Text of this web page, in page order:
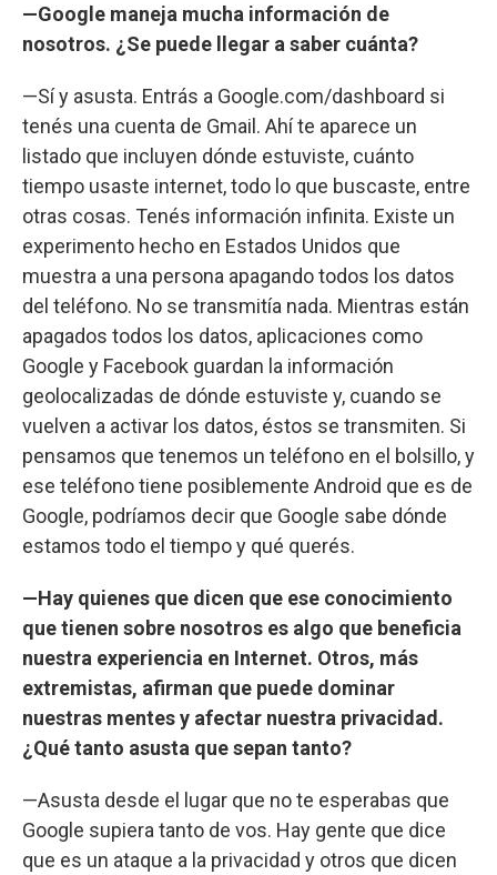
—Google maneja mucha información de
nosotros. ¿Se puede llegar a saber cuánta?
—Sí y asusta. Entrás a Google.com/dashboard si
tenés una cuenta de Gmail. Ahí te aparece un
listado que incluyen dónde estuviste, cuánto
tiempo usaste internet, todo lo que buscaste, entre
otras cosas. Tenés información infinita. Existe un
experimento hecho en Estados Unidos que
muestra a una persona apagando todos los datos
del teléfono. No se transmitía nada. Mientras están
apagados todos los datos, aplicaciones como
Google y Facebook guardan la información
geolocalizadas de dónde estuviste y, cuando se
vuelven a activar los datos, éstos se transmiten. Si
pensamos que tenemos un teléfono en el bolsillo, y
ese teléfono tiene posiblemente Android que es de
Google, podríamos decir que Google sabe dónde
estamos todo el tiempo y qué querés.
—Hay quienes que dicen que ese conocimiento
que tienen sobre nosotros es algo que beneficia
nuestra experiencia en Internet. Otros, más
extremistas, afirman que puede dominar
nuestras mentes y afectar nuestra privacidad.
¿Qué tanto asusta que sepan tanto?
—Asusta desde el lugar que no te esperabas que
Google supiera tanto de vos. Hay gente que dice
que es un ataque a la privacidad y otros que dicen